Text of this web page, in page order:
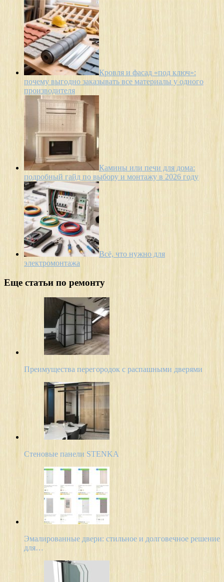
Кровля и фасад «под ключ»:
почему выгодно заказывать все материалы у одного
производителя
Камины или печи для дома:
подробный гайд по выбору и монтажу в 2026 году
Всё, что нужно для
электромонтажа
Еще статьи по ремонту
Преимущества перегородок с распашными дверями
Стеновые панели STENKA
Эмалированные двери: стильное и долговечное решение
для…